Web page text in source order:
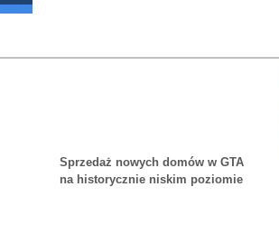
Sprzedaż nowych domów w GTA
na historycznie niskim poziomie